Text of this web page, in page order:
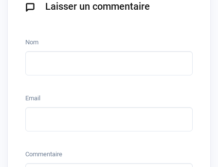
Laisser un commentaire
Nom
Email
Commentaire